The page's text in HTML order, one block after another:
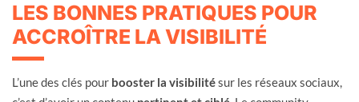
LES BONNES PRATIQUES POUR
ACCROÎTRE LA VISIBILITÉ
L’une des clés pour booster la visibilitésur les réseaux sociaux,